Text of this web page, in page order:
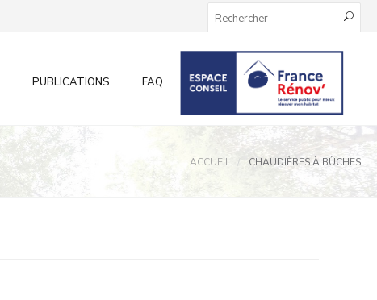
PUBLICATIONS FAQ INFOS AUX PARTICULIERS
ACCUEIL CHAUDIÈRES À BÛCHES